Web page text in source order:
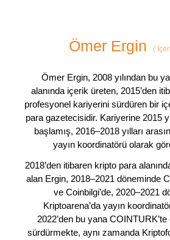
Ömer Ergin (
Ömer Ergin, 2008 yılından bu
alanında içerik üreten, 2015’den
profesyonel kariyerini sürdüren bir
para gazetecisidir. Kariyerine 2015
başlamış, 2016–2018 yılları
yayın koordinatörü olarak
2018’den itibaren kripto para
alan Ergin, 2018–2021 döneminde
ve Coinbilgi’de, 2020–2021
Kriptoarena’da yayın
2022’den bu yana
sürdürmekte, aynı zamanda